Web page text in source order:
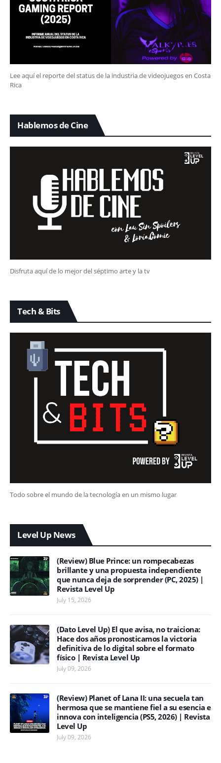
Lee aquí el reporte del status de la industria de videojuegos en Costa
Rica
Hablemos de Cine
Disfruta aquí de lo mejor del séptimo arte y la tv
Tech & Bits
Todo sobre el mundo de la tecnología en un mismo lugar
Level Up News
(Review) Blue Prince: un rompecabezas
brillante y una propuesta independiente
que nunca deja de sorprender (PC, 2025) |
Revista Level Up
July 15, 2026
(Dato Level Up) El que avisa, no traiciona:
Hace dos años pronosticamos la victoria
definitiva de lo digital sobre el formato
físico | Revista Level Up
July 09, 2026
(Review) Planet of Lana II: una secuela tan
hermosa que se mantiene fiel a su esencia e
innova con inteligencia (PS5, 2026) | Revista
Level Up
July 09, 2026